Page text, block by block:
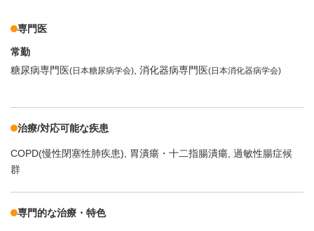
専門医
常勤
糖尿病専門医(日本糖尿病学会) 消化器病専門医(日本消化器病学会)
治療/対応可能な疾患
COPD(慢性閉塞性肺疾患) 胃潰瘍・十二指腸潰瘍 過敏性腸症候
群
専門的な治療・特色